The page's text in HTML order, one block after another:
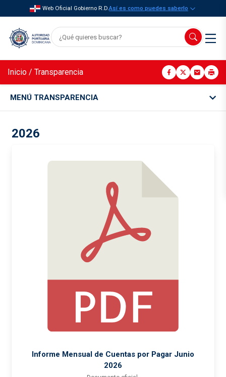
Web Oficial Gobierno R.D.Así es como puedes saberlo
Inicio / Transparencia
MENÚ TRANSPARENCIA
2026
Informe Mensual de Cuentas por Pagar Junio
2026